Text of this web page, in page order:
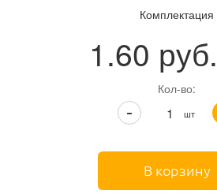
Комплектация
1.60
Кол-во:
шт
-
В корзину